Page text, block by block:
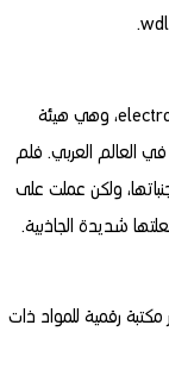
.
، وهي هيئة
في العالم العربي. فلم
ولكن عملت على
شديدة الجاذبية.
رقمية للمواد ذات